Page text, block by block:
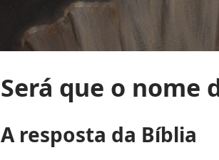
Será que o nome
A resposta da Bíblia